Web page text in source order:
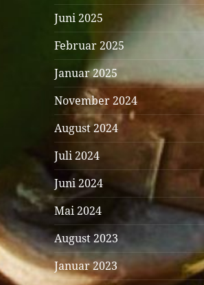
Juni 2025
Februar 2025
Januar 2025
November 2024
August 2024
Juli 2024
Juni 2024
Mai 2024
August 2023
Januar 2023